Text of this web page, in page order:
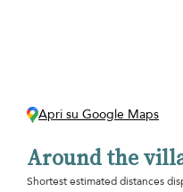
Apri su Google Maps
Around the
Shortest estimated distances